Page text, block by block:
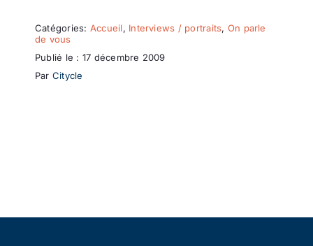
Catégories: Accueil, Interviews / portraits, On parle
de vous
Publié le : 17 décembre 2009
Par Citycle